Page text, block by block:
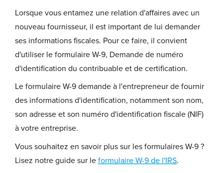
Lorsque vous entamez une relation d'affaires avec un
nouveau fournisseur, il est important de lui demander
ses informations fiscales. Pour ce faire, il convient
d'utiliser le formulaire W-9, Demande de numéro
d'identification du contribuable et de certification.
Le formulaire W-9 demande à l'entrepreneur de fournir
des informations d'identification, notamment son nom,
son adresse et son numéro d'identification fiscale (NIF)
à votre entreprise.
Vous souhaitez en savoir plus sur les formulaires W-9 ?
Lisez notre guide sur le formulaire W-9 de l'IRS.